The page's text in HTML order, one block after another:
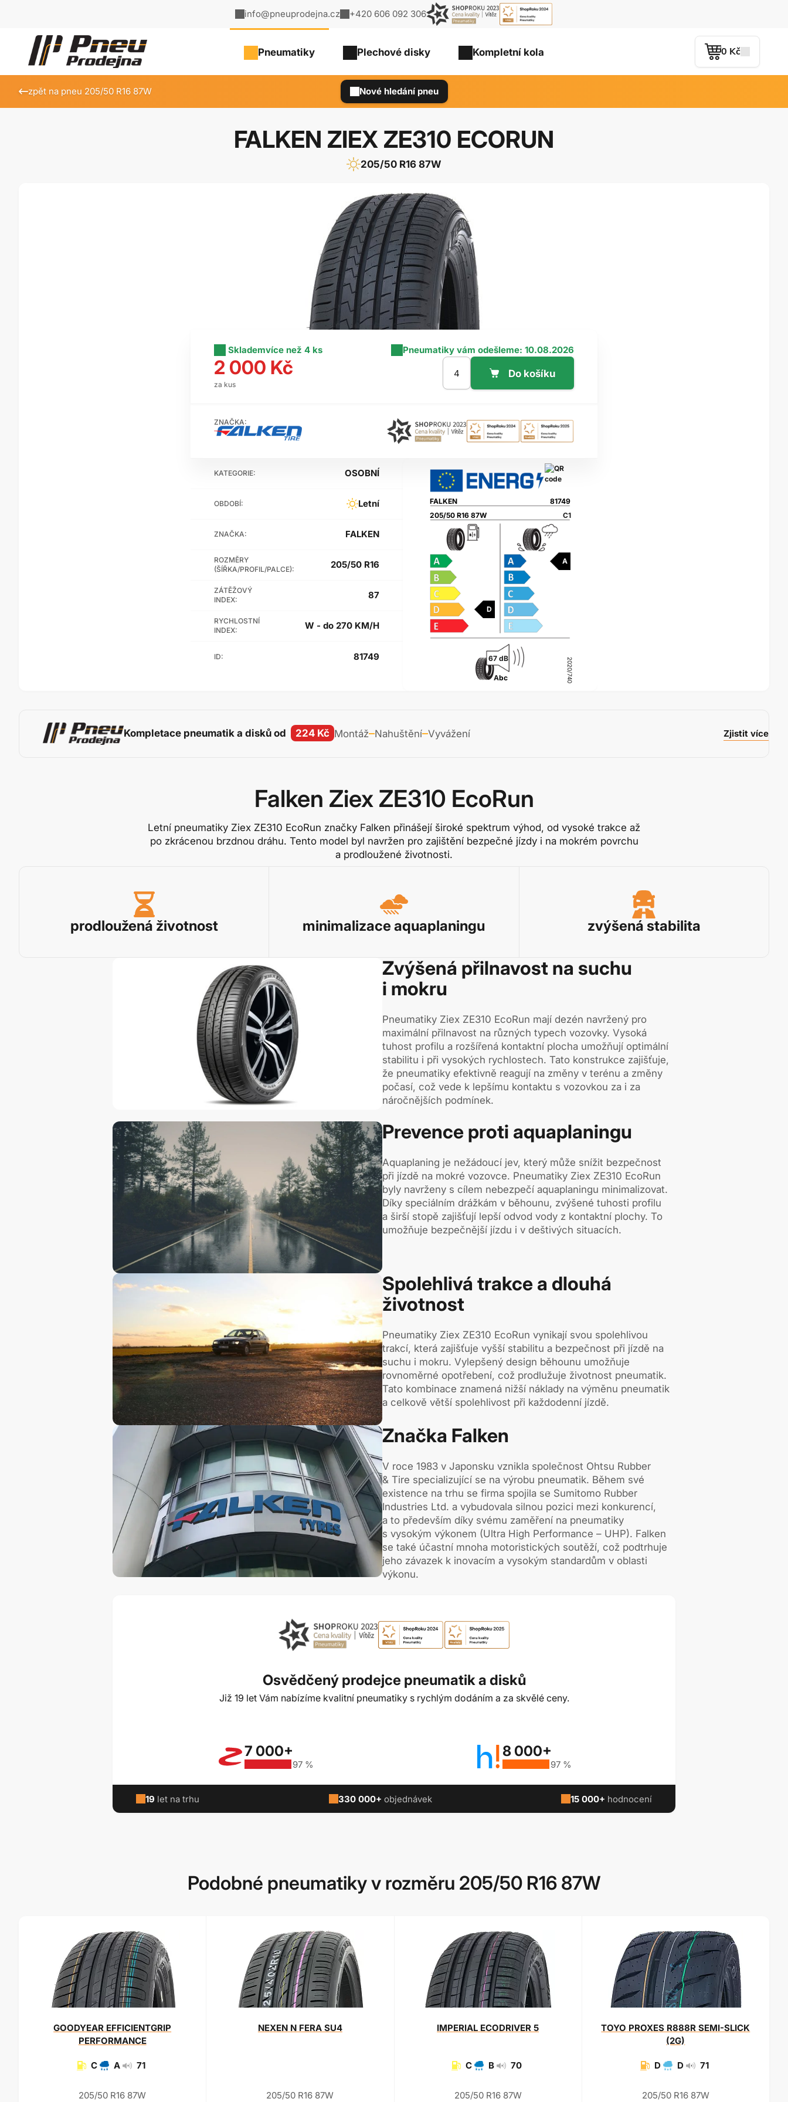
0 Kč
Pneumatiky Plechové disky Kompletní kola
info@pneuprodejna.cz +420 606 092 306
Nové hledání pneu
zpět na pneu 205/50 R16 87W
FALKEN ZIEX ZE310 ECORUN
205/50 R16 87W
KATEGORIE: OSOBNÍ
OBDOBÍ: Letní
ZNAČKA: FALKEN
ROZMĚRY
(ŠÍŘKA/PROFIL/PALCE):
205/50 R16
ZÁTĚŽOVÝ
INDEX:
87
RYCHLOSTNÍ
INDEX:
W - do 270 KM/H
ID: 81749
205/50 R16 87W
FALKEN 81749
D
A
67 dB
C1
2020/740
Abc
Sklademvíce než 4 ks Pneumatiky vám odešleme: 10.08.2026
2 000 Kč
za kus
ZNAČKA:
Kompletace pneumatik a disků od 224 Kč Montáž Nahuštění Vyvážení Zjistit více
Falken Ziex ZE310 EcoRun
Letní pneumatiky Ziex ZE310 EcoRun značky Falken přinášejí široké spektrum výhod, od vysoké trakce až
po zkrácenou brzdnou dráhu. Tento model byl navržen pro zajištění bezpečné jízdy i na mokrém povrchu
a prodloužené životnosti.
prodloužená životnost minimalizace aquaplaningu zvýšená stabilita
Zvýšená přilnavost na suchu
i mokru
Pneumatiky Ziex ZE310 EcoRun mají dezén navržený pro
maximální přilnavost na různých typech vozovky. Vysoká
tuhost profilu a rozšířená kontaktní plocha umožňují optimální
stabilitu i při vysokých rychlostech. Tato konstrukce zajišťuje,
že pneumatiky efektivně reagují na změny v terénu a změny
počasí, což vede k lepšímu kontaktu s vozovkou za i za
náročnějších podmínek.
Prevence proti aquaplaningu
Aquaplaning je nežádoucí jev, který může snížit bezpečnost
při jízdě na mokré vozovce. Pneumatiky Ziex ZE310 EcoRun
byly navrženy s cílem nebezpečí aquaplaningu minimalizovat.
Díky speciálním drážkám v běhounu, zvýšené tuhosti profilu
a širší stopě zajišťují lepší odvod vody z kontaktní plochy. To
umožňuje bezpečnější jízdu i v deštivých situacích.
Spolehlivá trakce a dlouhá
životnost
Pneumatiky Ziex ZE310 EcoRun vynikají svou spolehlivou
trakcí, která zajišťuje vyšší stabilitu a bezpečnost při jízdě na
suchu i mokru. Vylepšený design běhounu umožňuje
rovnoměrné opotřebení, což prodlužuje životnost pneumatik.
Tato kombinace znamená nižší náklady na výměnu pneumatik
a celkově větší spolehlivost při každodenní jízdě.
Značka Falken
V roce 1983 v Japonsku vznikla společnost Ohtsu Rubber
& Tire specializující se na výrobu pneumatik. Během své
existence na trhu se firma spojila se Sumitomo Rubber
Industries Ltd. a vybudovala silnou pozici mezi konkurencí,
a to především díky svému zaměření na pneumatiky
s vysokým výkonem (Ultra High Performance – UHP). Falken
se také účastní mnoha motoristických soutěží, což podtrhuje
jeho závazek k inovacím a vysokým standardům v oblasti
výkonu.
Osvědčený prodejce pneumatik a disků
Již 19 let Vám nabízíme kvalitní pneumatiky s rychlým dodáním a za skvělé ceny.
7 000+
97 %
8 000+
97 %
19 let na trhu 330 000+ objednávek 15 000+ hodnocení
Podobné pneumatiky v rozměru 205/50 R16 87W
GOODYEAR EFFICIENTGRIP
PERFORMANCE
C A 71
205/50 R16 87W
NEXENN FERA SU4
205/50 R16 87W
IMPERIAL ECODRIVER 5
C B 70
205/50 R16 87W
TOYO PROXES R888R SEMI-SLICK
(2G)
D D 71
205/50 R16 87W